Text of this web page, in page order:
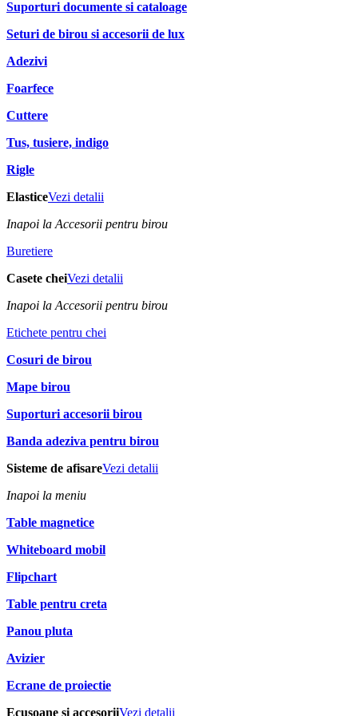
Suporturi documente si cataloage
Seturi de birou si accesorii de lux
Adezivi
Foarfece
Cuttere
Tus, tusiere, indigo
Rigle
ElasticeVezi detalii
Inapoi la Accesorii pentru birou
Buretiere
Casete cheiVezi detalii
Inapoi la Accesorii pentru birou
Etichete pentru chei
Cosuri de birou
Mape birou
Suporturi accesorii birou
Banda adeziva pentru birou
Sisteme de afisareVezi detalii
Inapoi la meniu
Table magnetice
Whiteboard mobil
Flipchart
Table pentru creta
Panou pluta
Avizier
Ecrane de proiectie
Ecusoane si accesoriiVezi detalii